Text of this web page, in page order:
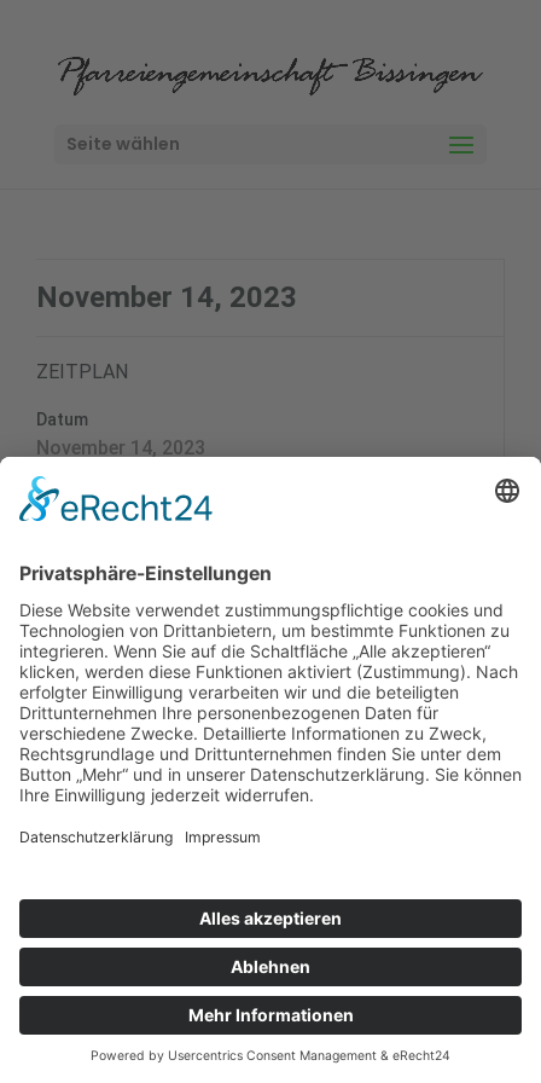
Seite wählen
November 14, 2023
ZEITPLAN
Datum
November 14, 2023
Zeit
8:30
Hl. Messe
Ort:
Fronhofen
Pfarreiengemeinschaft Bissingen ©2024 |
Impressum|Datenschutz